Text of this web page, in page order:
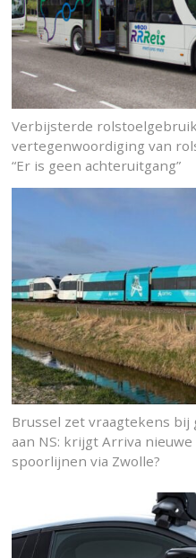
Verbijsterde
vertegenwoordiging van
“Er is geen achteruitgang”
Brussel zet vraagtekens
aan NS: krijgt Arriva
spoorlijnen via Zwolle?